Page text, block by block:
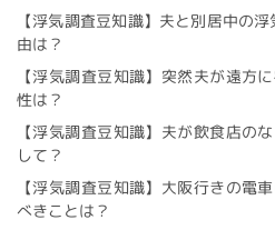
【浮気調査豆知識】夫と別居中の
由は？
【浮気調査豆知識】突然夫が遠方
性は？
【浮気調査豆知識】夫が飲食店の
して？
【浮気調査豆知識】大阪行きの電
べきことは？